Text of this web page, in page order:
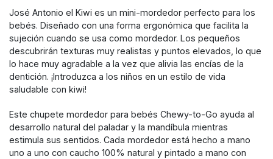
José Antonio el Kiwi es un mini-mordedor perfecto para los
bebés. Diseñado con una forma ergonómica que facilita la
sujeción cuando se usa como mordedor. Los pequeños
descubrirán texturas muy realistas y puntos elevados, lo que
lo hace muy agradable a la vez que alivia las encías de la
dentición. ¡Introduzca a los niños en un estilo de vida
saludable con kiwi!
Este chupete mordedor para bebés Chewy-to-Go ayuda al
desarrollo natural del paladar y la mandíbula mientras
estimula sus sentidos. Cada mordedor está hecho a mano
uno a uno con caucho 100% natural y pintado a mano con